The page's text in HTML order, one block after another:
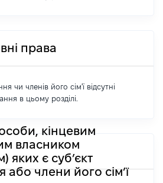
права
чи членів його сім'ї відсутні
в цьому розділі.
кінцевим
власником
яких є суб’єкт
або члени його сім’ї